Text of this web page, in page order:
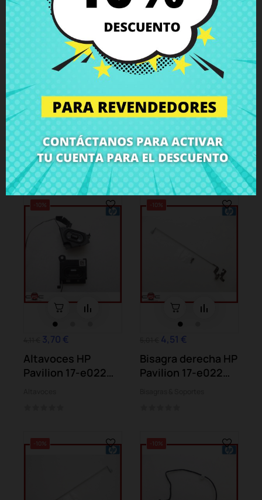
5,01 €4,51 €
Cubre bisagra
derecho HP 250 G1
Carcasa
5,01 € 4,51 €
Cubre bisagra
izquierdo HP 250
G1
Carcasa
-10%
3,70 €
Altavoces HP
Pavilion 17-e022
-10%
4,51 €
Bisagra derecha HP
Pavilion 17-e022
-10% -10%